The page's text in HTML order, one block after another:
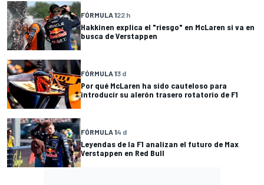
FÓRMULA 122 h
Hakkinen explica el "riesgo" en McLaren si va en
busca de Verstappen
FÓRMULA 13 d
Por qué McLaren ha sido cauteloso para
introducir su alerón trasero rotatorio de F1
FÓRMULA 14 d
Leyendas de la F1 analizan el futuro de Max
Verstappen en Red Bull